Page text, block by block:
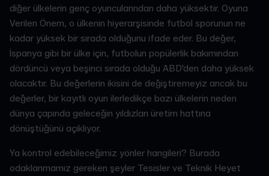
diğer ülkelerin genç oyuncularından daha yüksektir. Oyuna
Verilen Önem, o ülkenin hiyerarşisinde futbol sporunun ne
kadar yüksek bir sırada olduğunu ifade eder. Bu değer,
İspanya gibi bir ülke için, futbolun popülerlik bakımından
dördüncü veya beşinci sırada olduğu ABD'den daha yüksek
olacaktır. Bu değerlerin ikisini de değiştiremeyiz ancak bu
değerler, bir kayıtlı oyun ilerledikçe bazı ülkelerin neden
dünya çapında geleceğin yıldızları üretim hattına
dönüştüğünü açıklıyor.
Ya kontrol edebileceğimiz yönler hangileri? Burada
odaklanmamız gereken şeyler Tesisler ve Teknik Heyet